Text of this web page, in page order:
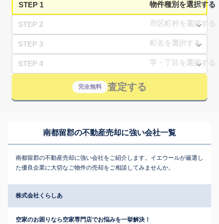
STEP 1
STEP 2
STEP 3
STEP 4
完全無料 査定する
南都留郡の不動産売却に強い会社一覧
南都留郡の不動産売却に強い会社をご紹介します。イエウールが厳選し
た優良企業に大切なご物件の売却をご相談してみませんか。
株式会社くらしあ
空家のお困りなら空家専門店でお悩みを一挙解決！